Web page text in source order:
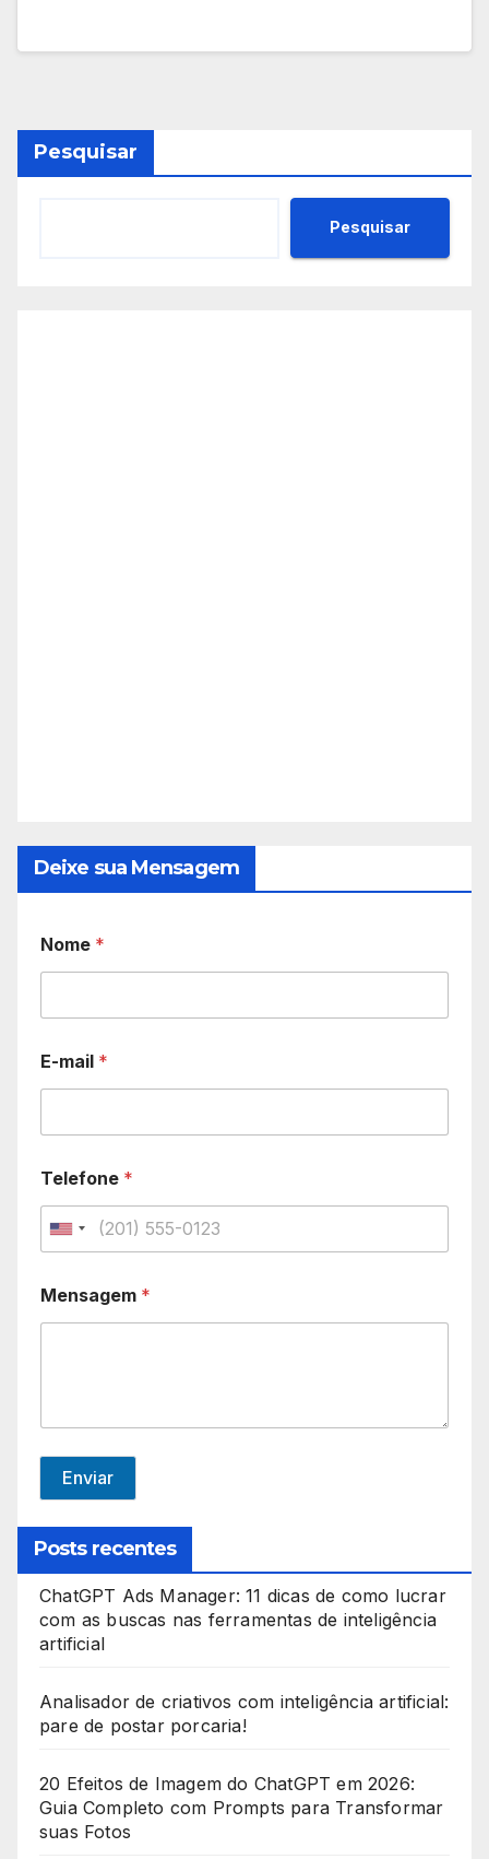
Pesquisar
Pesquisar
Deixe sua Mensagem
Nome *
E-mail *
Telefone *
U
i
S
a
t
s
+
Mensagem *
Enviar
Posts recentes
ChatGPT Ads Manager: 11 dicas de como lucrar
com as buscas nas ferramentas de inteligência
artificial
Analisador de criativos com inteligência artificial:
pare de postar porcaria!
20 Efeitos de Imagem do ChatGPT em 2026:
Guia Completo com Prompts para Transformar
suas Fotos